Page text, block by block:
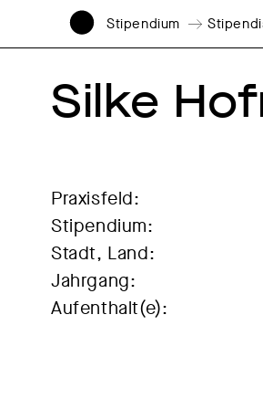
Stipendium
Silke
Praxisfeld:
Stipendium:
Stadt, Land:
Jahrgang:
Aufenthalt(e):